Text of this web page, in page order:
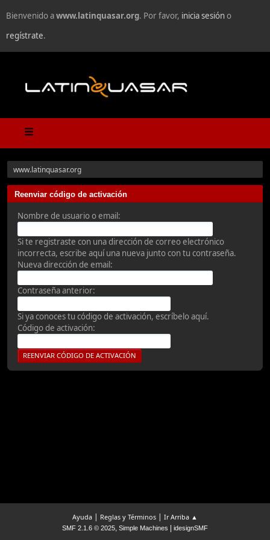
Bienvenido awww.latinquasar.org. Por favor, inicia sesióno
regístrate.
www.latinquasar.org
Reenviar código de activación
Nombre de usuario o email:
Si te registraste con una dirección de correo electrónico
incorrecta, escribe aquí una nueva junto con tu contraseña.
Nueva dirección de email:
Contraseña anterior:
Si ya conoces tu código de activación, escríbelo aquí.
Código de activación:
Ayuda | Reglas y Términos | Ir Arriba ▲
SMF 2.1.6 © 2025, Simple Machines idesignSMF